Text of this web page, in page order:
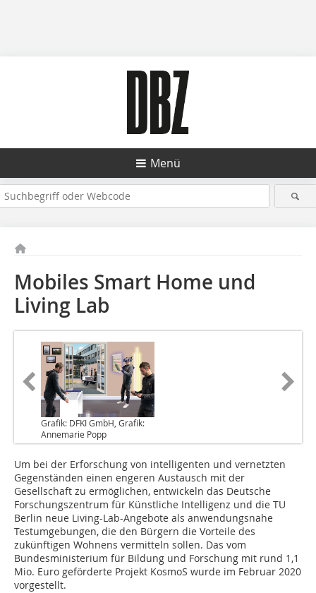
Menü
Mobiles Smart Home und
Living Lab
Grafik: DFKI GmbH, Grafik:
Annemarie Popp
Um bei der Erforschung von intelligenten und vernetzten
Gegenständen einen engeren Austausch mit der
Gesellschaft zu ermöglichen, entwickeln das Deutsche
Forschungszentrum für Künstliche Intelligenz und die TU
Berlin neue Living-Lab-Angebote als anwendungsnahe
Testumgebungen, die den Bürgern die Vorteile des
zukünftigen Wohnens vermitteln sollen. Das vom
Bundesministerium für Bildung und Forschung mit rund 1,1
Mio. Euro geförderte Projekt KosmoS wurde im Feb­ruar 2020
vorgestellt.